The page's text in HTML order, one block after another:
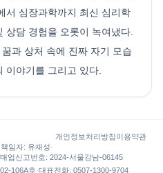
서 심장과학까지 최신 심리학
상담 경험을 오롯이 녹여냈다.
과 상처 속에 진짜 자기 모습
이야기를 그리고 있다.
개인정보처리방침이용약관
임자: 유재성·
업신고번호: 2024-서울강남-06145
106A호·대표전화: 0507-1300-9704